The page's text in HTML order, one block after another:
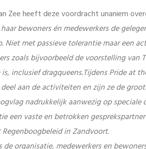
Zee heeft deze voordracht unaniem
bewoners én medewerkers de
Niet met passieve tolerantie maar een
zoals bijvoorbeeld de voorstelling van
inclusief dragqueens.Tijdens Pride at
aan de activiteiten en zijn ze de
nadrukkelijk aanwezig op speciale
een vaste en betrokken
in Zandvoort.